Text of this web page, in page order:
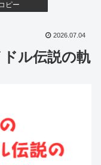
ピー
2026.07.04
ル伝説の軌